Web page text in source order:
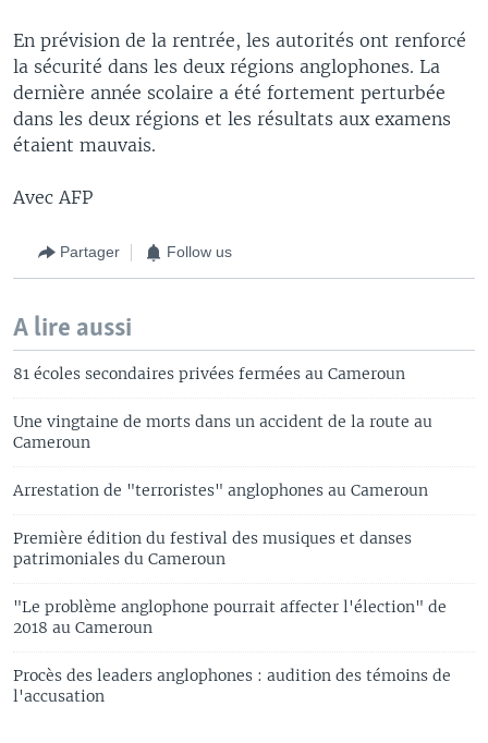
En prévision de la rentrée, les autorités ont renforcé
la sécurité dans les deux régions anglophones. La
dernière année scolaire a été fortement perturbée
dans les deux régions et les résultats aux examens
étaient mauvais.
Avec AFP
Partager Follow us
A lire aussi
81 écoles secondaires privées fermées au Cameroun
Une vingtaine de morts dans un accident de la route au
Cameroun
Arrestation de "terroristes" anglophones au Cameroun
Première édition du festival des musiques et danses
patrimoniales du Cameroun
"Le problème anglophone pourrait affecter l'élection" de
2018 au Cameroun
Procès des leaders anglophones : audition des témoins de
l'accusation